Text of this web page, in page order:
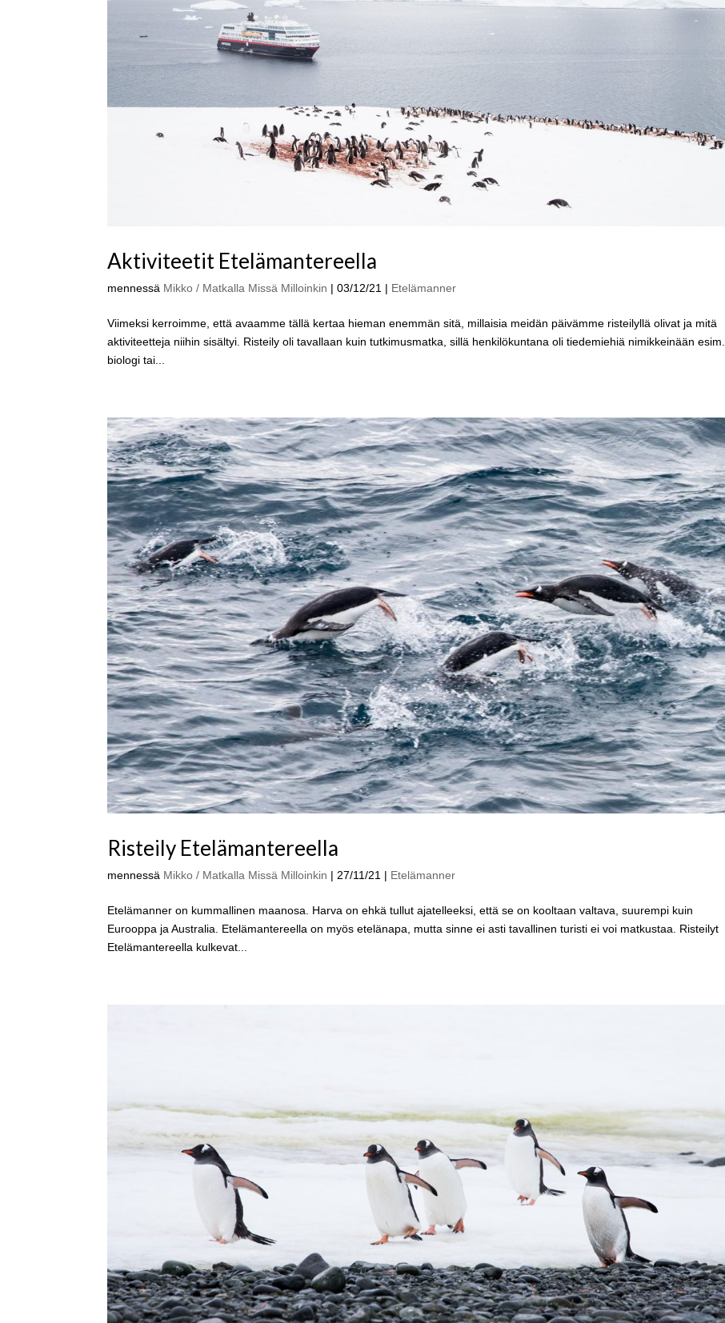
Aktiviteetit Etelämantereella
mennessä Mikko / Matkalla Missä Milloinkin |03/12/21 | Etelämanner
Viimeksi kerroimme, että avaamme tällä kertaa hieman enemmän sitä, millaisia meidän päivämme risteilyllä olivat ja mitä
aktiviteetteja niihin sisältyi. Risteily oli tavallaan kuin tutkimusmatka, sillä henkilökuntana oli tiedemiehiä nimikkeinään esim.
biologi tai...
Risteily Etelämantereella
mennessä Mikko / Matkalla Missä Milloinkin | 27/11/21 | Etelämanner
Etelämanner on kummallinen maanosa. Harva on ehkä tullut ajatelleeksi, että se on kooltaan valtava, suurempi kuin
Eurooppa ja Australia. Etelämantereella on myös etelänapa, mutta sinne ei asti tavallinen turisti ei voi matkustaa. Risteilyt
Etelämantereella kulkevat...